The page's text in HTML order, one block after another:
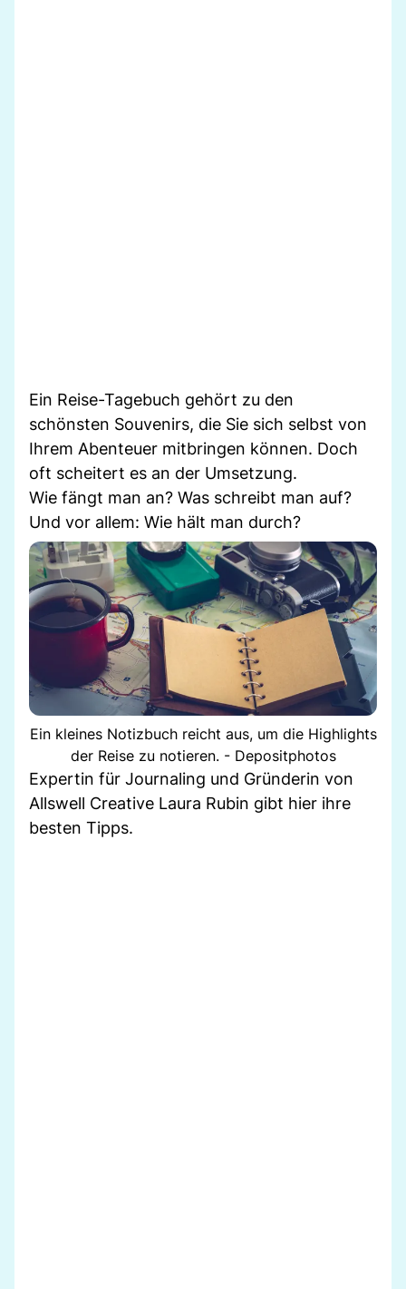
Ein Reise-Tagebuch gehört zu den
schönsten Souvenirs, die Sie sich selbst von
Ihrem Abenteuer mitbringen können. Doch
oft scheitert es an der Umsetzung.
Wie fängt man an? Was schreibt man auf?
Und vor allem: Wie hält man durch?
Ein kleines Notizbuch reicht aus, um die Highlights
der Reise zu notieren. - Depositphotos
Expertin für Journaling und Gründerin von
Allswell Creative Laura Rubin gibt hier ihre
besten Tipps.